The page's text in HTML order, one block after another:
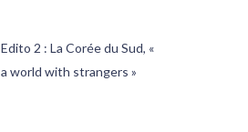
Edito 2 : La Corée du Sud, «
a world with strangers »